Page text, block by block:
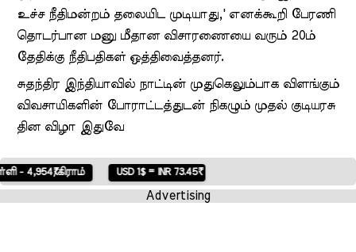
உச்ச நீதிமன்றம் தலையிட முடியாது,' எனக்கூறி பேரணி
தொடர்பான மனு மீதான விசாரணையை வரும் 20ம்
தேதிக்கு நீதிபதிகள் ஒத்திவைத்தனர்.
சுதந்திர இந்தியாவில் நாட்டின் முதுகெலும்பாக விளங்கும்
விவசாயிகளின் போராட்டத்துடன் நிகழும் முதல் குடியரசு
தின விழா இதுவே
கிராம் USD 1$ = INR 73.45₹
Advertising